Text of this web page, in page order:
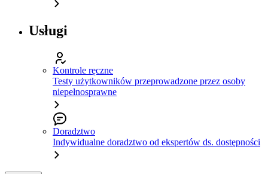
Usługi
Kontrole ręczne
Testy użytkowników przeprowadzone przez osoby
niepełnosprawne
Doradztwo
Indywidualne doradztwo od ekspertów ds. dostępności